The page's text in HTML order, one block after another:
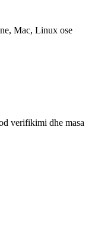
Mac, Linux ose
verifikimi dhe masa